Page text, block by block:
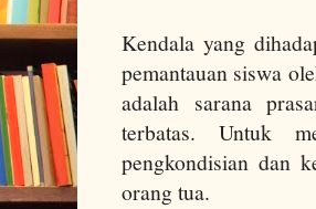
Kendala yang
pemantauan siswa
adalah sarana
terbatas. Untuk
pengkondisian dan
orang tua.